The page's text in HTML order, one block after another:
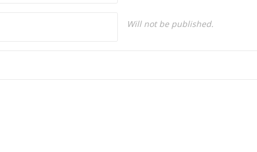
Will not be published.